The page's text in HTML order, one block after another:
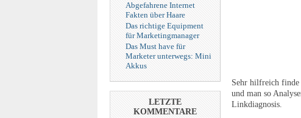
Abgefahrene Internet
Fakten über Haare
Das richtige Equipment
für Marketingmanager
Das Must have für
Marketer unterwegs: Mini
Akkus
LETZTE
KOMMENTARE
Sehr hilfreich finde
und man so
Linkdiagnosis.